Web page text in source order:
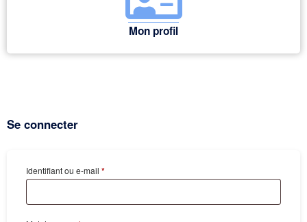
Mon profil
Se connecter
Identifiant ou e-mail *